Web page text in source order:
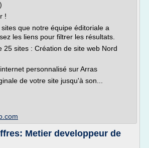
!
que notre équipe éditoriale a
les liens pour filtrer les résultats.
25 sites : Création de site web Nord
personnalisé sur Arras
de votre site jusqu'à son...
Metier developpeur de